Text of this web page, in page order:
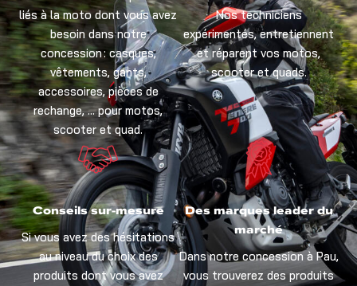
liés à la moto dont vous avez
besoin dans notre
concession : casques,
vêtements, gants,
accessoires, pièces de
rechange, … pour motos,
scooter et quad.
Nos techniciens
expérimentés, entretiennent
et réparent vos motos,
scooter et quads.
Conseils sur-mesure
Si vous avez des hésitations
au niveau du choix des
produits dont vous avez
Des marques leader du
marché
Dans notre concession à Pau,
vous trouverez des produits